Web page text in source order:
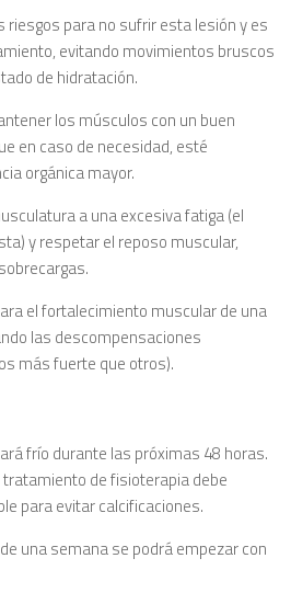
riesgos para no sufrir esta lesión y es
evitando movimientos bruscos
de hidratación.
los músculos con un buen
en caso de necesidad, esté
orgánica mayor.
a una excesiva fatiga (el
y respetar el reposo muscular,
el fortalecimiento muscular de una
las descompensaciones
más fuerte que otros).
frío durante las próximas 48 horas.
de fisioterapia debe
para evitar calcificaciones.
una semana se podrá empezar con